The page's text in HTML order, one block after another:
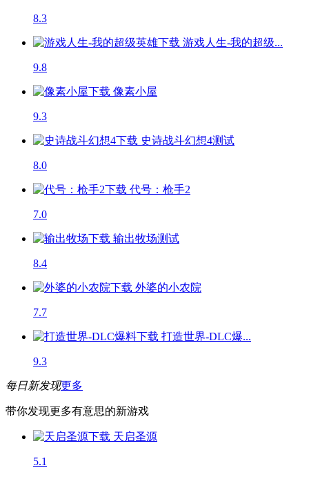
8.3
游戏人生-我的超级...
9.8
像素小屋
9.3
史诗战斗幻想4测试
8.0
代号：枪手2
7.0
输出牧场测试
8.4
外婆的小农院
7.7
打造世界-DLC爆...
9.3
每日新发现更多
带你发现更多有意思的新游戏
天启圣源
5.1